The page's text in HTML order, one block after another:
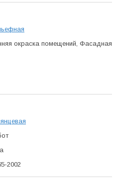
окраска помещений, Фасадная
2002